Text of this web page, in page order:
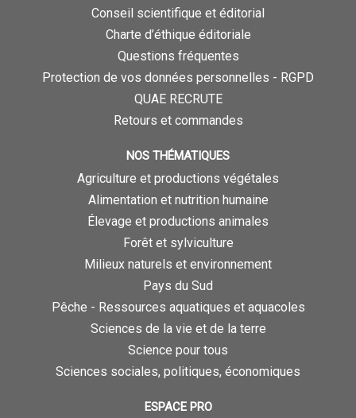
Conseil scientifique et éditorial
Charte d’éthique éditoriale
Questions fréquentes
Protection de vos données personnelles - RGPD
QUAE RECRUTE
Retours et commandes
NOS THÉMATIQUES
Agriculture et productions végétales
Alimentation et nutrition humaine
Élevage et productions animales
Forêt et sylviculture
Milieux naturels et environnement
Pays du Sud
Pêche - Ressources aquatiques et aquacoles
Sciences de la vie et de la terre
Science pour tous
Sciences sociales, politiques, économiques
ESPACE PRO